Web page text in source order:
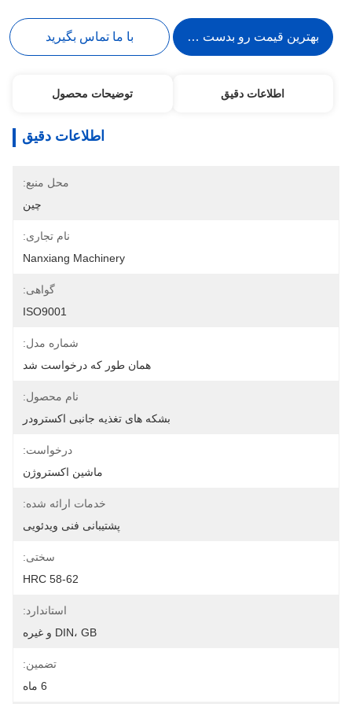
بهترین قیمت رو بدست بیار با ما تماس بگیرید
اطلاعات دقیق توضیحات محصول
اطلاعات دقیق
محل منبع:
چین
نام تجاری:
Nanxiang Machinery
گواهی:
ISO9001
شماره مدل:
همان طور که درخواست شد
نام محصول:
بشکه های تغذیه جانبی اکسترودر
درخواست:
ماشین اکستروژن
خدمات ارائه شده:
پشتیبانی فنی ویدئویی
سختی:
HRC 58-62
استاندارد:
DIN، GB و غیره
تضمین:
6 ماه